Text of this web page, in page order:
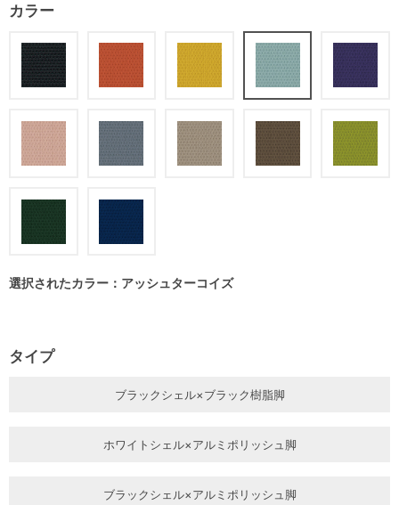
カラー
選択されたカラー：アッシュターコイズ
タイプ
ブラックシェル×ブラック樹脂脚
ホワイトシェル×アルミポリッシュ脚
ブラックシェル×アルミポリッシュ脚